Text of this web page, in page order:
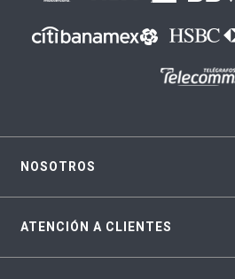
NOSOTROS
ATENCIÓN A CLIENTES